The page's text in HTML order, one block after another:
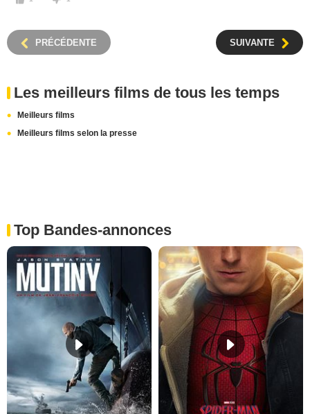
PRÉCÉDENTE SUIVANTE
Les meilleurs films de tous les temps
Meilleurs films
Meilleurs films selon la presse
Top Bandes-annonces